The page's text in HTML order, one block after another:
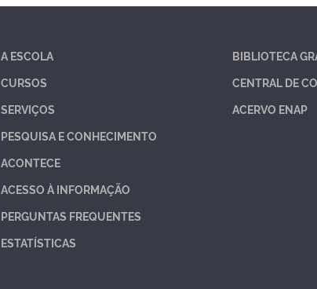
A ESCOLA
CURSOS
SERVIÇOS
PESQUISA E CONHECIMENTO
ACONTECE
ACESSO À INFORMAÇÃO
PERGUNTAS FREQUENTES
ESTATÍSTICAS
BIBLIOTECA
CENTRAL DE
ACERVO ENAP